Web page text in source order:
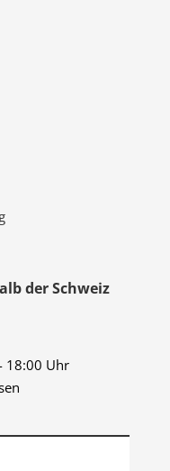
der Schweiz
18:00 Uhr